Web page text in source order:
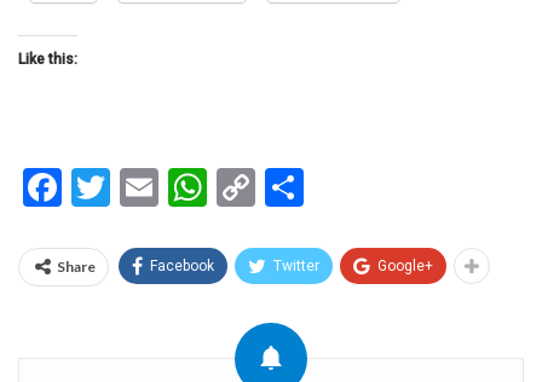
Like this:
Facebook
Twitter
EmailWhatsApp
Copy
Share Facebook Twitter Google+